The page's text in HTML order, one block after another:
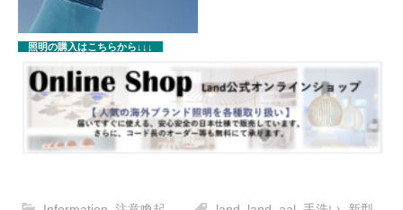
照明の購入はこちらから↓↓↓